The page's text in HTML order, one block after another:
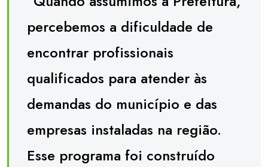
percebemos a dificuldade de
encontrar profissionais
qualificados para atender às
demandas do município e das
empresas instaladas na região.
Esse programa foi construído